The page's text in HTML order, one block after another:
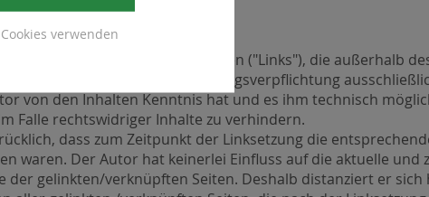
auf fremde Internetseiten ("Links"), die außerhalb
Autors liegen, würde eine Haftungsverpflichtung
von den Inhalten Kenntnis hat und es ihm technisch
Falle rechtswidriger Inhalte zu verhindern.
dass zum Zeitpunkt der Linksetzung die
waren. Der Autor hat keinerlei Einfluss auf die aktuelle und
der gelinkten/verknüpften Seiten. Deshalb distanziert er sich
verwenden